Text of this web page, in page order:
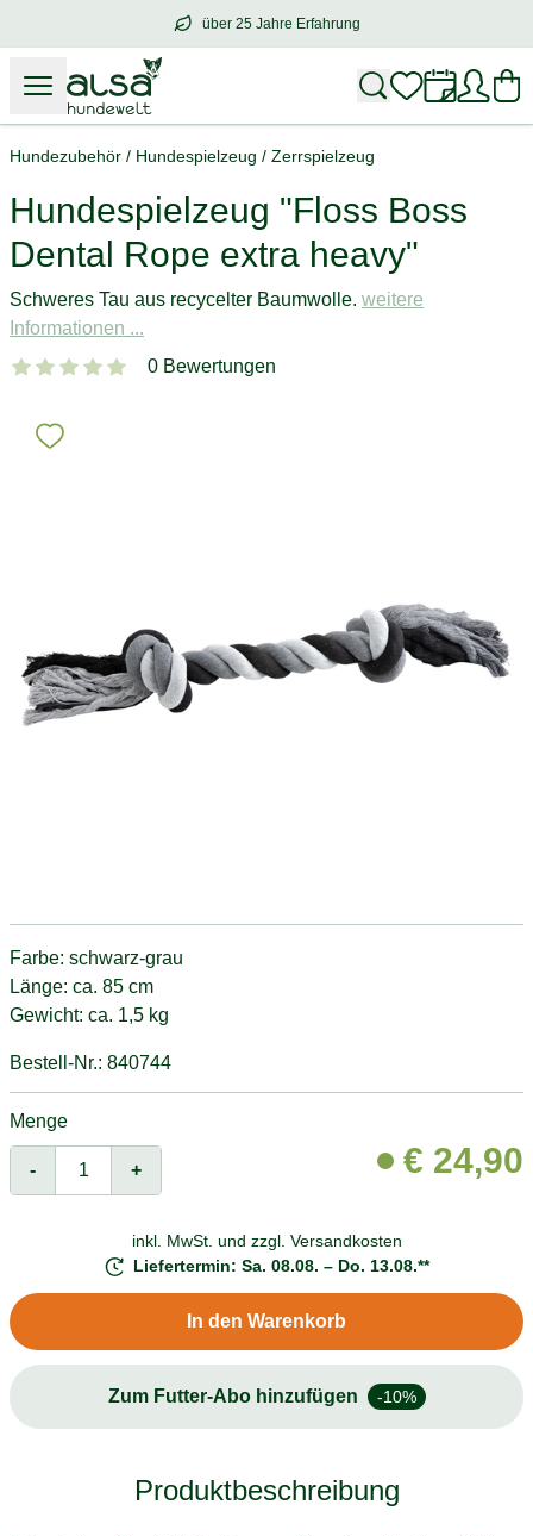
über 25 Jahre Erfahrung
über25 Jahre Erfahrung
Hundezubehör / Hundespielzeug / Zerrspielzeug
Hundespielzeug "Floss Boss
Dental Rope extra heavy"
Schweres Tau aus recycelter Baumwolle. weitere
Informationen ...
0 Bewertungen
Farbe: schwarz-grau
Länge: ca. 85 cm
Gewicht: ca. 1,5 kg
Bestell-Nr.: 840744
Menge
- + € 24,90
inkl. MwSt. und zzgl. Versandkosten
Liefertermin: Sa. 08.08. – Do. 13.08.**
In den Warenkorb
Zum Futter-Abo hinzufügen -10%
Produktbeschreibung